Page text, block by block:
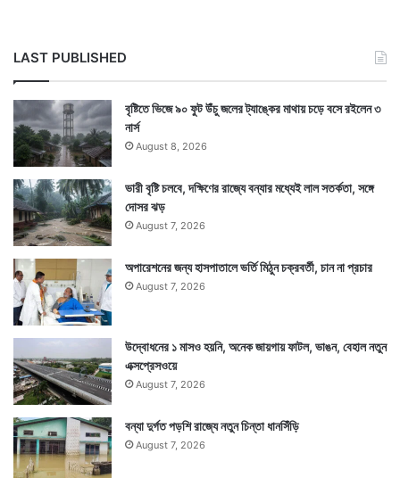
LAST PUBLISHED
বৃষ্টিতে ভিজে ৯০ ফুট উঁচু জলের ট্যাঙ্কের মাথায় চড়ে বসে রইলেন ৩
নার্স
August 8, 2026
ভারী বৃষ্টি চলবে, দক্ষিণের রাজ্যে বন্যার মধ্যেই লাল সতর্কতা, সঙ্গে
দোসর ঝড়
August 7, 2026
অপারেশনের জন্য হাসপাতালে ভর্তি মিঠুন চক্রবর্তী, চান না প্রচার
August 7, 2026
উদ্বোধনের ১ মাসও হয়নি, অনেক জায়গায় ফাটল, ভাঙন, বেহাল নতুন
এক্সপ্রেসওয়ে
August 7, 2026
বন্যা দুর্গত পড়শি রাজ্যে নতুন চিন্তা ধানসিঁড়ি
August 7, 2026